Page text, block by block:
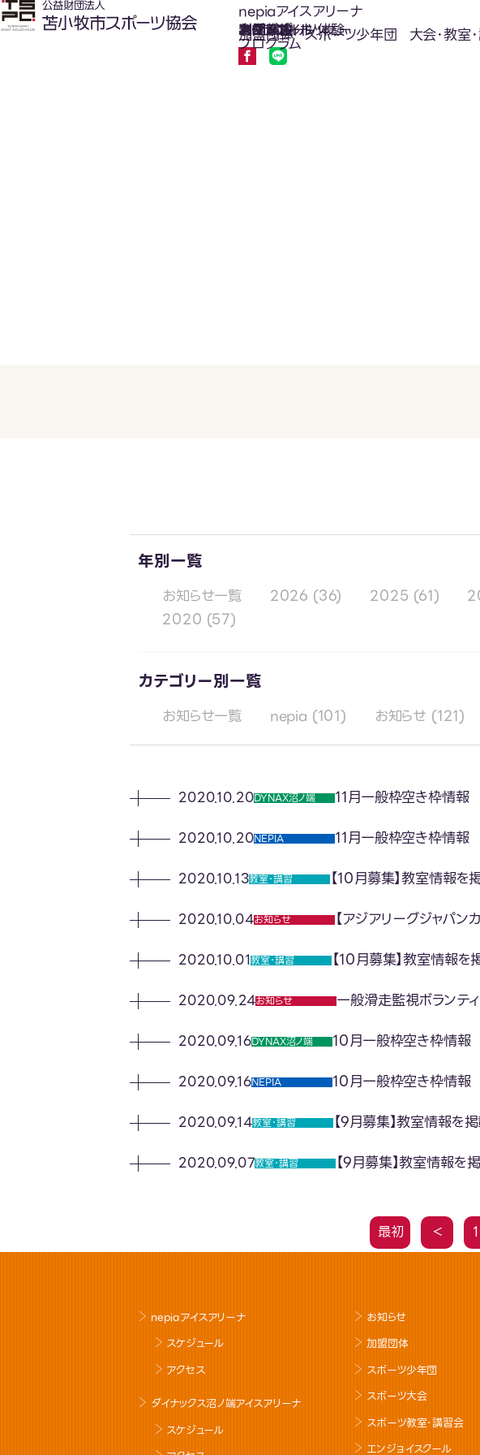
nepiaアイスアリーナ
氷上スポーツ体験
プログラム
お知らせ
スケジュール
フロアガイド
利用案内
利用料金
カジュアルホッケー
アクセス
加盟団体 スポーツ少年団 大会･教室
年別一覧
お知らせ一覧 2026 (36) 2025 (61)
2020 (57)
カテゴリー別一覧
お知らせ一覧 nepia (101) お知らせ (121)
11月一般枠空き枠情報
2020.10.20DYNAX沼ノ端
11月一般枠空き枠情報
2020.10.20NEPIA
【10月募集】教室情報を
2020.10.13教室･講習
【アジアリーグジャパ
2020.10.04お知らせ
【10月募集】教室情報を
2020.10.01教室･講習
一般滑走監視ボランテ
2020.09.24お知らせ
10月一般枠空き枠情報
2020.09.16DYNAX沼ノ端
10月一般枠空き枠情報
2020.09.16NEPIA
【9月募集】教室情報を
2020.09.14教室･講習
【9月募集】教室情報を
2020.09.07教室･講習
最初 ＜
nepiaアイスアリーナ
スケジュール
アクセス
ダイナックス沼ノ端アイスアリーナ
スケジュール
お知らせ
加盟団体
スポーツ少年団
スポーツ大会
スポーツ教室･講習会
エンジョイスクール